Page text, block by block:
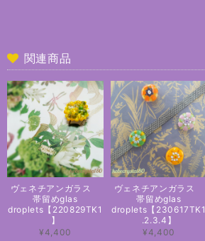
関連商品
ヴェネチアンガラス
帯留めglas
droplets【220829TK1
】
¥4,400
ヴェネチアンガラス
帯留めglas
droplets【230617TK1
.2.3.4】
¥4,400